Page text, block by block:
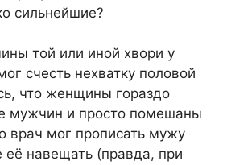
сильнейшие?
той или иной хвори у
счесть нехватку половой
что женщины гораздо
мужчин и просто помешаны
врач мог прописать мужу
навещать (правда, при